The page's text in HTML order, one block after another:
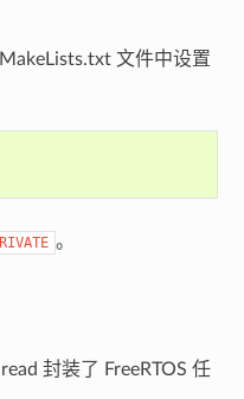
文件中设置
。
封装了 FreeRTOS 任